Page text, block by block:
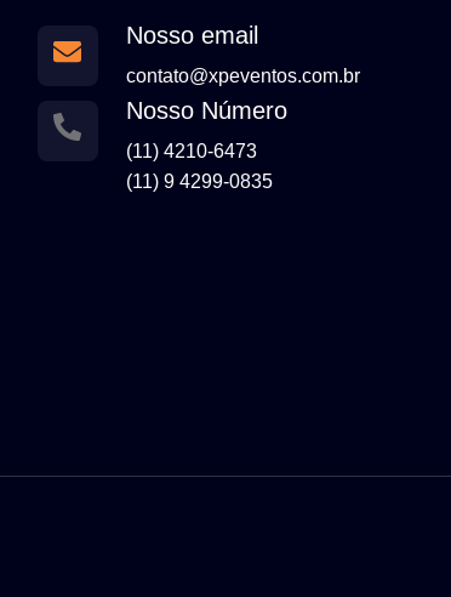
Nosso email
contato@xpeventos.com.br
Nosso Número
(11) 4210-6473
(11) 9 4299-0835